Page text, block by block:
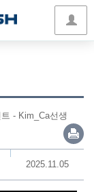
- Kim_Ca선생
2025.11.05